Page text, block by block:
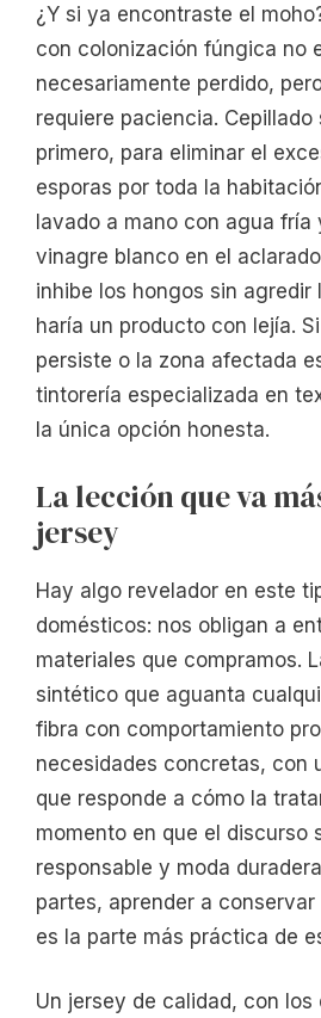
¿Y si ya encontraste el
con colonización fúngica no
necesariamente perdido,
requiere paciencia.
primero, para eliminar el
esporas por toda la
lavado a mano con agua fría
vinagre blanco en el
inhibe los hongos sin agredir
haría un producto con lejía.
persiste o la zona afectada
tintorería especializada en
la única opción honesta.
La lección que va
jersey
Hay algo revelador en este
domésticos: nos obligan a
materiales que compramos.
sintético que aguanta
fibra con comportamiento
necesidades concretas, con
que responde a cómo la
momento en que el discurso
responsable y moda
partes, aprender a
es la parte más práctica de
Un jersey de calidad, con los